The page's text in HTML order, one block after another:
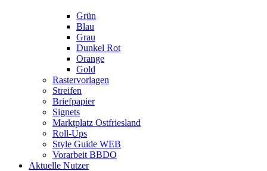
Grün
Blau
Grau
Dunkel Rot
Orange
Gold
Rastervorlagen
Streifen
Briefpapier
Signets
Marktplatz Ostfriesland
Roll-Ups
Style Guide WEB
Vorarbeit BBDO
Aktuelle Nutzer